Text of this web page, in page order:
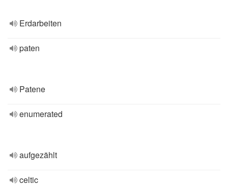
Erdarbeiten
paten
Patene
enumerated
aufgezählt
celtic